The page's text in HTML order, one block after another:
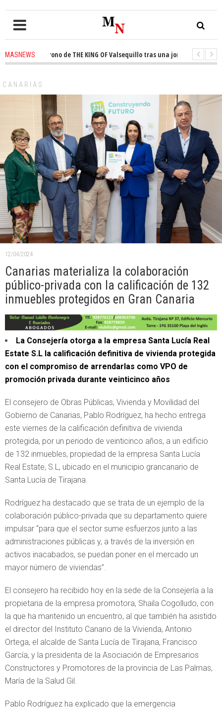
MASNEWS
el trono de THE KING OF Valsequillo tras una jornada de baloncesto
CANARIAS
12/04/2024
Canarias materializa la colaboración
público-privada con la calificación de 132
inmuebles protegidos en Gran Canaria
La Consejería otorga a la empresa Santa Lucía Real
Estate S.L la calificación definitiva de vivienda protegida
con el compromiso de arrendarlas como VPO de
promoción privada durante veinticinco años
El consejero de Obras Públicas, Vivienda y Movilidad del
Gobierno de Canarias, Pablo Rodríguez, ha hecho entrega
este viernes de la calificación definitiva de vivienda
protegida, por un periodo de veinticinco años, a un edificio
de 132 inmuebles, propiedad de la empresa Santa Lucía
Real Estate, S.L, ubicado en el municipio grancanario de
Santa Lucía de Tirajana.
Rodríguez ha destacado que se trata de un ejemplo de la
colaboración público-privada que su departamento quiere
impulsar “para que el sector sume esfuerzos junto a las
administraciones públicas y, a través de la inversión en
activos inacabados, se puedan poner en el mercado un
mayor número de viviendas”.
El consejero ha recibido hoy en la sede de la Consejería a la
propietaria de la empresa promotora, Shaila Cogolludo, con
la que ha mantenido un encuentro, al que también ha asistido
el director del Instituto Canario de la Vivienda, Antonio
Ortega, el alcalde de Santa Lucía de Tirajana, Francisco
García, y la presidenta de la Asociación de Empresarios
Constructores y Promotores de la provincia de Las Palmas,
María de la Salud Gil.
Pablo Rodríguez ha explicado que la emergencia